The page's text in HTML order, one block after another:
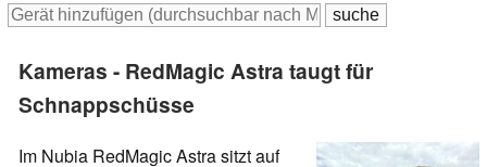
Kameras - RedMagic Astra taugt für
Schnappschüsse
Im Nubia RedMagic Astra sitzt auf